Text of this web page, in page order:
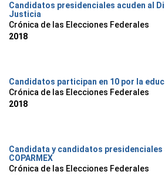
Candidatos presidenciales acuden al
Justicia
Crónica de las Elecciones Federales
2018
Candidatos participan en 10 por la
Crónica de las Elecciones Federales
2018
Candidata y candidatos presidenciales
COPARMEX
Crónica de las Elecciones Federales